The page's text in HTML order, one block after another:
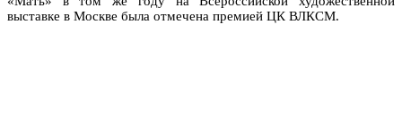
выставке в Москве была отмечена премией ЦК ВЛКСМ.